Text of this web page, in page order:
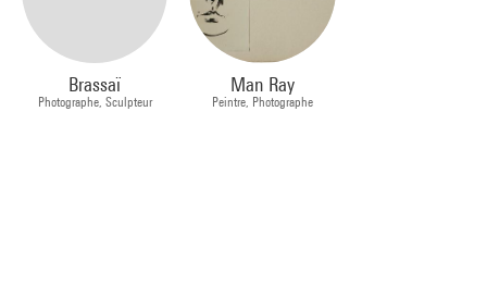
Brassaï
Photographe, Sculpteur
Man Ray
Peintre, Photographe